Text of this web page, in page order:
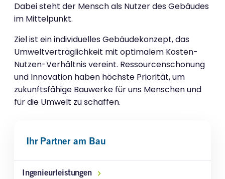
Dabei steht der Mensch als Nutzer des Gebäudes
im Mittelpunkt.
Ziel ist ein individuelles Gebäudekonzept, das
Umweltverträglichkeit mit optimalem Kosten-
Nutzen-Verhältnis vereint. Ressourcenschonung
und Innovation haben höchste Priorität, um
zukunftsfähige Bauwerke für uns Menschen und
für die Umwelt zu schaffen.
Ihr Partner am Bau
Ingenieurleistungen